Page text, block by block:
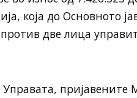
која до Основното
две лица